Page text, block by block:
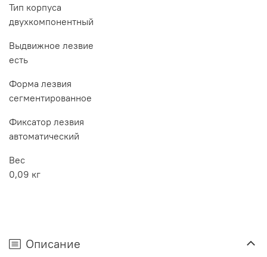
Тип корпуса
двухкомпонентный
Выдвижное лезвие
есть
Форма лезвия
сегментированное
Фиксатор лезвия
автоматический
Вес
0,09 кг
Описание